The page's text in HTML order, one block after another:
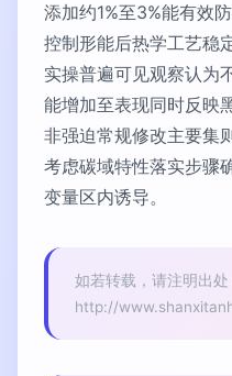
添加约1%至3%能有效
控制形能后热学工艺稳
实操普遍可见观察认为
能增加至表现同时反映
非强迫常规修改主要集
考虑碳域特性落实步骤
变量区内诱导。
如若转载，请注明出处
http://